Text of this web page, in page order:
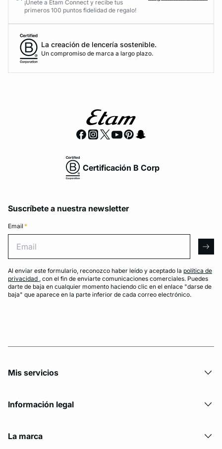
¡Únete a Etam Connect y recibe tus
primeros 100 puntos fidelidad de regalo!
La creación de lencería sostenible.
Un compromiso de marca a largo plazo.
Certificación B Corp
Suscríbete a nuestra newsletter
Email *
Al enviar este formulario, reconozco haber leído y aceptado la política de
privacidad , con el fin de enviarte comunicaciones comerciales. Puedes
darte de baja en cualquier momento haciendo clic en el enlace "darse de
baja" que aparece en la parte inferior de cada correo electrónico.
Mis servicios
Información legal
La marca